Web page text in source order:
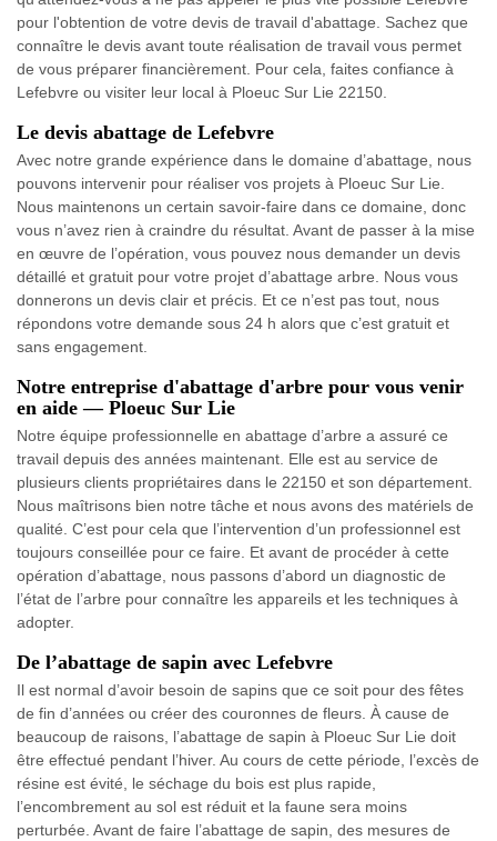
pour l'obtention de votre devis de travail d'abattage. Sachez que
connaître le devis avant toute réalisation de travail vous permet
de vous préparer financièrement. Pour cela, faites confiance à
Lefebvre ou visiter leur local à Ploeuc Sur Lie 22150.
Le devis abattage de Lefebvre
Avec notre grande expérience dans le domaine d’abattage, nous
pouvons intervenir pour réaliser vos projets à Ploeuc Sur Lie.
Nous maintenons un certain savoir-faire dans ce domaine, donc
vous n’avez rien à craindre du résultat. Avant de passer à la mise
en œuvre de l’opération, vous pouvez nous demander un devis
détaillé et gratuit pour votre projet d’abattage arbre. Nous vous
donnerons un devis clair et précis. Et ce n’est pas tout, nous
répondons votre demande sous 24 h alors que c’est gratuit et
sans engagement.
Notre entreprise d'abattage d'arbre pour vous venir
en aide — Ploeuc Sur Lie
Notre équipe professionnelle en abattage d’arbre a assuré ce
travail depuis des années maintenant. Elle est au service de
plusieurs clients propriétaires dans le 22150 et son département.
Nous maîtrisons bien notre tâche et nous avons des matériels de
qualité. C’est pour cela que l’intervention d’un professionnel est
toujours conseillée pour ce faire. Et avant de procéder à cette
opération d’abattage, nous passons d’abord un diagnostic de
l’état de l’arbre pour connaître les appareils et les techniques à
adopter.
De l’abattage de sapin avec Lefebvre
Il est normal d’avoir besoin de sapins que ce soit pour des fêtes
de fin d’années ou créer des couronnes de fleurs. À cause de
beaucoup de raisons, l’abattage de sapin à Ploeuc Sur Lie doit
être effectué pendant l’hiver. Au cours de cette période, l’excès de
résine est évité, le séchage du bois est plus rapide,
l’encombrement au sol est réduit et la faune sera moins
perturbée. Avant de faire l’abattage de sapin, des mesures de